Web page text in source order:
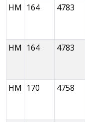
HM 164 4783
HM 164 4783
HM 170 4758